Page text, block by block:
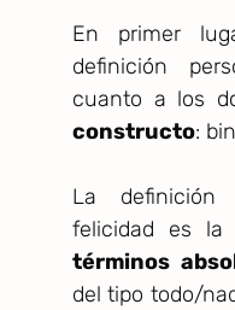
En primer
definición
cuanto a los
constructo:
La definición
felicidad es la
términos
del tipo todo/